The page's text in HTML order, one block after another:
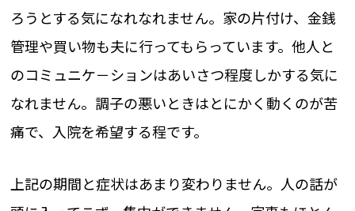
ろうとする気になれなれません。家の片付け、金銭
管理や買い物も夫に行ってもらっています。他人と
のコミュニケ－ションはあいさつ程度しかする気に
なれません。調子の悪いときはとにかく動くのが苦
痛で、入院を希望する程です。
上記の期間と症状はあまり変わりません。人の話が